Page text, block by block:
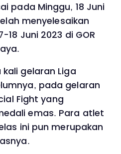
pada Minggu, 18 Juni
menyelesaikan
18 Juni 2023 di GOR
gelaran Liga
pada gelaran
Fight yang
emas. Para atlet
ini pun merupakan